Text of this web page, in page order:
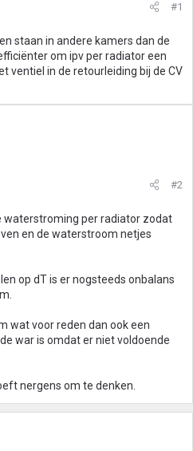
#1
staan in andere kamers dan de
om ipv per radiator een
ventiel in de retourleiding bij de CV
#2
waterstroming per radiator zodat
en de waterstroom netjes
op dT is er nogsteeds onbalans
wat voor reden dan ook een
war is omdat er niet voldoende
nergens om te denken.